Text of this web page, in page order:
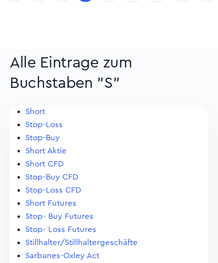
Alle Eintrage zum
Buchstaben "S"
Short
Stop-Loss
Stop-Buy
Short Aktie
Short CFD
Stop-Buy CFD
Stop-Loss CFD
Short Futures
Stop- Buy Futures
Stop- Loss Futures
Stillhalter/Stillhaltergeschäfte
Sarbanes-Oxley Act